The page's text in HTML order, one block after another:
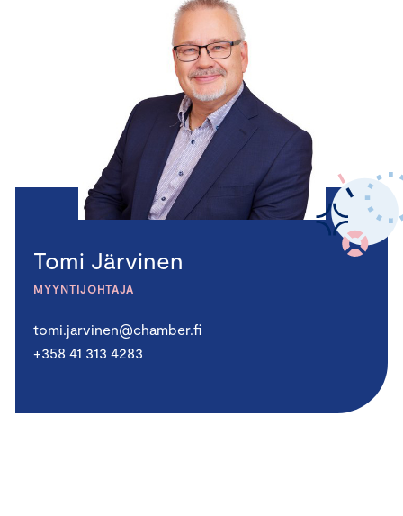
Tomi Järvinen
MYYNTIJOHTAJA
tomi.jarvinen@chamber.fi
+358 41 313 4283